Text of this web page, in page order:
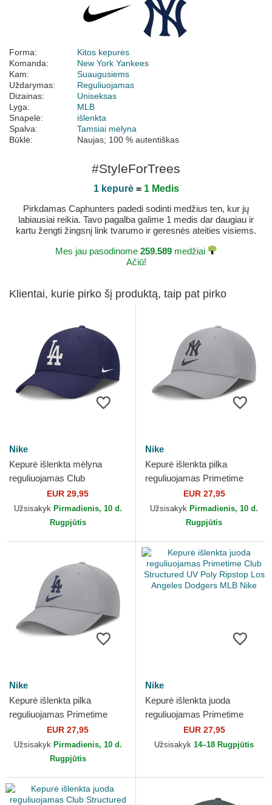
Forma:
Kitos kepurės
Komanda:
New York Yankees
Kam:
Suaugusiems
Uždarymas:
Reguliuojamas
Dizainas:
Uniseksas
Lyga:
MLB
Snapelė:
išlenkta
Spalva:
Tamsiai mėlyna
Būklė:
Naujas; 100 % autentiškas
#StyleForTrees
1 kepurė= 1 Medis
Pirkdamas Caphunters padedi sodinti medžius ten, kur jų
labiausiai reikia. Tavo pagalba galime 1 medis dar daugiau ir
kartu žengti žingsnį link tvarumo ir geresnės ateities visiems.
Mes jau pasodinome 259.589 medžiai
Ačiū!
Klientai, kurie pirko šį produktą, taip pat pirko
Nike
Kepurė išlenkta mėlyna
reguliuojamas Club
Structured UV Poly Ripstop
Los Angeles Dodgers MLB
EUR 29,95
Užsisakyk Pirmadienis, 10 d.
Rugpjūtis
Nike
Kepurė išlenkta pilka
reguliuojamas Primetime
Club Structured UV Poly
Ripstop New York Yankees...
EUR 27,95
Užsisakyk Pirmadienis, 10 d.
Rugpjūtis
Nike
Kepurė išlenkta pilka
reguliuojamas Primetime
Club Structured UV Poly
Ripstop Los Angeles
Dodgers...
EUR 27,95
Užsisakyk Pirmadienis, 10 d.
Rugpjūtis
Nike
Kepurė išlenkta juoda
reguliuojamas Primetime
Club Structured UV Poly
Ripstop Los Angeles
EUR 27,95
Užsisakyk 14–18 Rugpjūtis